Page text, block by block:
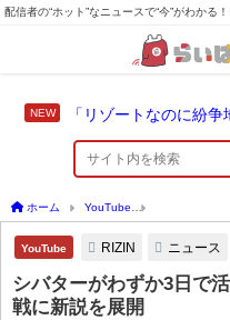
配信者の“ホット”なニュースで“今”がわかる！
「リゾートなのに紛
ホーム YouTube
YouTube RIZIN ニュース
シバターがわずか3日で
戦に新説を展開